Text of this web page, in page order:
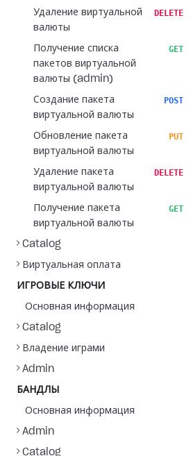
Удаление виртуальной
валюты
DELETE
Получение списка
пакетов виртуальной
валюты (admin)
GET
Создание пакета
виртуальной валюты
POST
Обновление пакета
виртуальной валюты
PUT
Удаление пакета
виртуальной валюты
DELETE
Получение пакета
виртуальной валюты
GET
Catalog
Виртуальная оплата
ИГРОВЫЕ КЛЮЧИ
Основная информация
Catalog
Владение играми
Admin
БАНДЛЫ
Основная информация
Admin
Catalog